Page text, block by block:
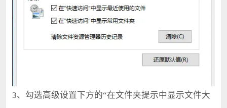
3、勾选高级设置下方的“在文件夹提示中显示文件大